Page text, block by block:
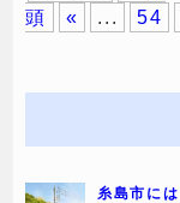
頭
« ... 54
糸島市には